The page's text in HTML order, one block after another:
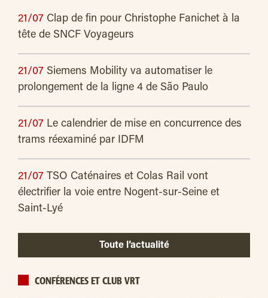
21/07 Clap de fin pour Christophe Fanichet à la
tête de SNCF Voyageurs
21/07 Siemens Mobility va automatiser le
prolongement de la ligne 4 de São Paulo
21/07 Le calendrier de mise en concurrence des
trams réexaminé par IDFM
21/07 TSO Caténaires et Colas Rail vont
électrifier la voie entre Nogent-sur-Seine et
Saint-Lyé
Toute l’actualité
CONFÉRENCES ET CLUB VRT